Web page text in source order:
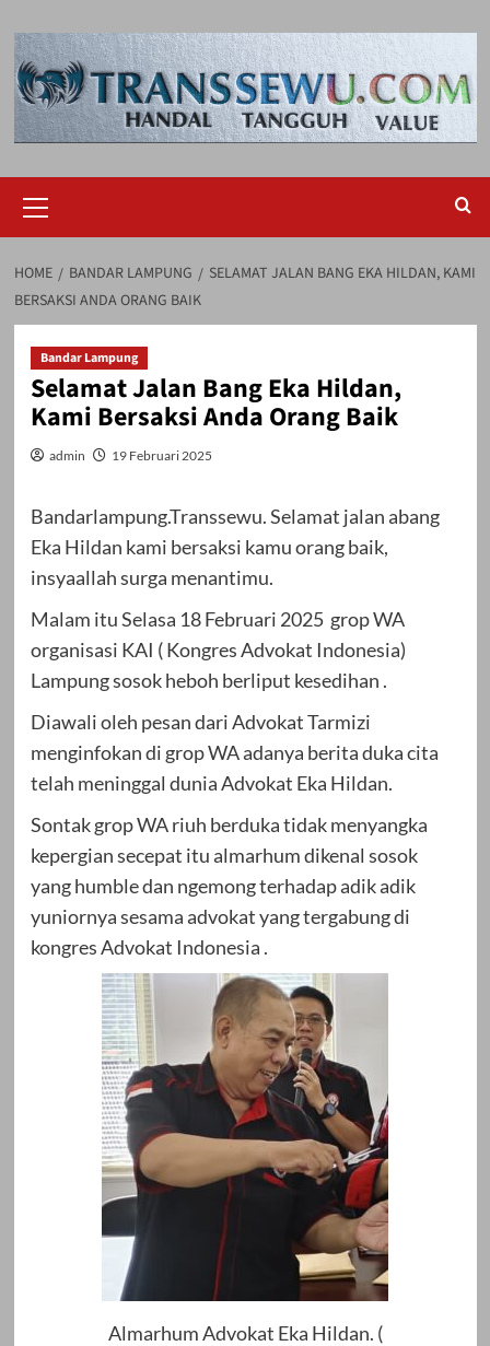
to
content
Menu
HOME BANDAR LAMPUNG
SELAMAT JALAN BANG EKA HILDAN, KAMI
BERSAKSI ANDA ORANG BAIK
Bandar Lampung
Selamat Jalan Bang Eka Hildan,
Kami Bersaksi Anda Orang Baik
admin 19 Februari 2025
Bandarlampung.Transsewu. Selamat jalan abang
Eka Hildan kami bersaksi kamu orang baik,
insyaallah surga menantimu.
Malam itu Selasa 18 Februari 2025 grop WA
organisasi KAI ( Kongres Advokat Indonesia)
Lampung sosok heboh berliput kesedihan .
Diawali oleh pesan dari Advokat Tarmizi
menginfokan di grop WA adanya berita duka cita
telah meninggal dunia Advokat Eka Hildan.
Sontak grop WA riuh berduka tidak menyangka
kepergian secepat itu almarhum dikenal sosok
yang humble dan ngemong terhadap adik adik
yuniornya sesama advokat yang tergabung di
kongres Advokat Indonesia .
Almarhum Advokat Eka Hildan. (